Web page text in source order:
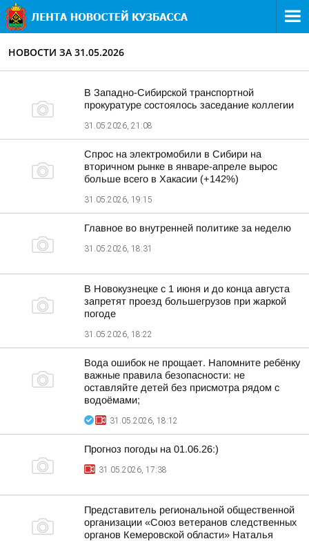
НОВОСТИ ЗА 31.05.2026
В Западно-Сибирской транспортной
прокуратуре состоялось заседание коллегии
31.05.2026, 21:08
Спрос на электромобили в Сибири на
вторичном рынке в январе-апреле вырос
больше всего в Хакасии (+142%)
31.05.2026, 19:15
Главное во внутренней политике за неделю
31.05.2026, 18:31
В Новокузнецке с 1 июня и до конца августа
запретят проезд большегрузов при жаркой
погоде
31.05.2026, 18:22
Вода ошибок не прощает. Напомните ребёнку
важные правила безопасности: не
оставляйте детей без присмотра рядом с
водоёмами;
31.05.2026, 18:12
Прогноз погоды на 01.06.26:)
31.05.2026, 17:38
Представитель региональной общественной
организации «Союз ветеранов следственных
органов Кемеровской области» Наталья